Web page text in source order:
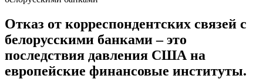
Отказ от корреспондентских связей с
белорусскими банками – это
последствия давления США на
европейские финансовые институты.